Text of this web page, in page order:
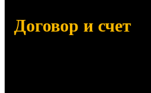
Договор и счет